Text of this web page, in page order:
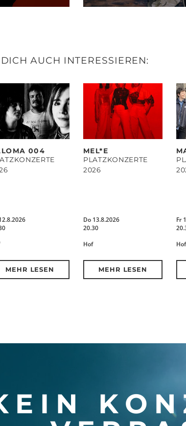
AUCH INTERESSIEREN:
004
MEHR LESEN
MEL*E
PLATZKONZERTE
2026
Do 13.8.2026
20.30
Hof
MEHR LESEN
Fr
Hof